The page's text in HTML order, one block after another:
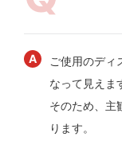
ご使用のディ
なって見えま
そのため、主
ります。